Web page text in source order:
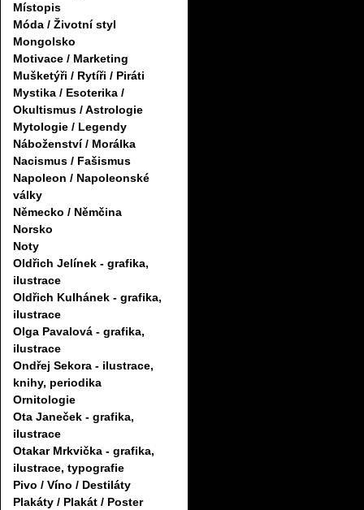
Místopis
Móda / Životní styl
Mongolsko
Motivace / Marketing
Mušketýři / Rytíři / Piráti
Mystika / Esoterika /
Okultismus / Astrologie
Mytologie / Legendy
Náboženství / Morálka
Nacismus / Fašismus
Napoleon / Napoleonské
války
Německo / Němčina
Norsko
Noty
Oldřich Jelínek - grafika,
ilustrace
Oldřich Kulhánek - grafika,
ilustrace
Olga Pavalová - grafika,
ilustrace
Ondřej Sekora - ilustrace,
knihy, periodika
Ornitologie
Ota Janeček - grafika,
ilustrace
Otakar Mrkvička - grafika,
ilustrace, typografie
Pivo / Víno / Destiláty
Plakáty / Plakát / Poster